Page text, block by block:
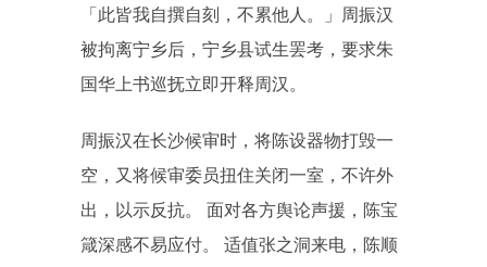
「此皆我自撰自刻，不累他人。」周振汉
被拘离宁乡后，宁乡县试生罢考，要求朱
国华上书巡抚立即开释周汉。
周振汉在长沙候审时，将陈设器物打毁一
空，又将候审委员扭住关闭一室，不许外
出，以示反抗。 面对各方舆论声援，陈宝
箴深感不易应付。 适值张之洞来电，陈顺